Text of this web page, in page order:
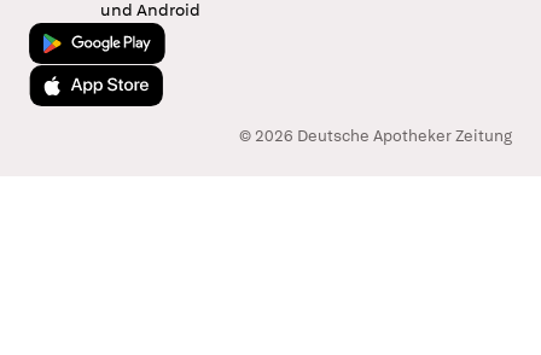
und Android
Jetzt bei Google Play
Laden im App Store
© 2026 Deutsche Apotheker Zeitung